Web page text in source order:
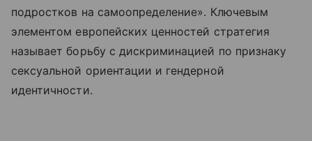
подростков на самоопределение». Ключевым
элементом европейских ценностей стратегия
называет борьбу с дискриминацией по признаку
сексуальной ориентации и гендерной
идентичности.